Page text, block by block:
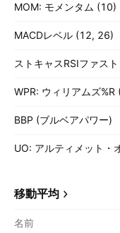
MOM: モメンタム (10)
MACDレベル (12, 26)
ストキャスRSIファス
WPR: ウィリアムズ%R
BBP (ブルベアパワー)
UO: アルティメット
移動平均
名前